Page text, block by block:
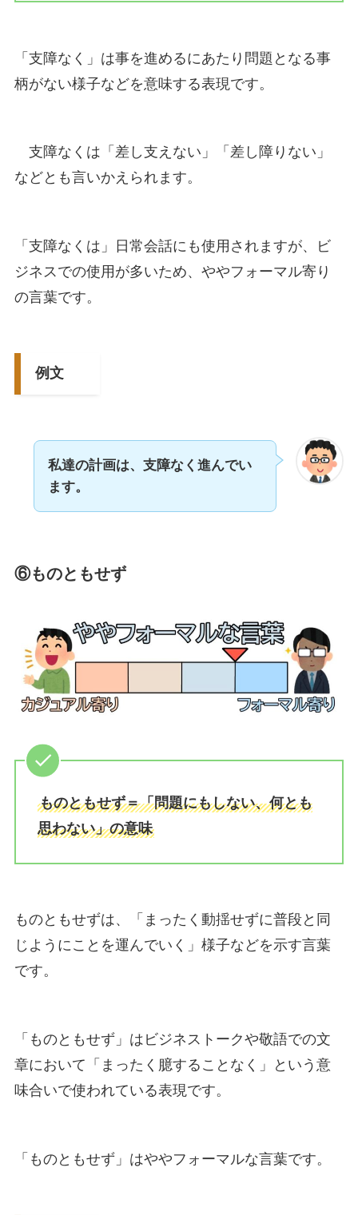
「支障なく」は事を進めるにあたり問題となる事
柄がない様子などを意味する表現です。
支障なくは「差し支えない」「差し障りない」
などとも言いかえられます。
「支障なくは」日常会話にも使用されますが、ビ
ジネスでの使用が多いため、ややフォーマル寄り
の言葉です。
例文
私達の計画は、支障なく進んでい
ます。
⑥ものともせず
ものともせず＝「問題にもしない、何とも
思わない」の意味
ものともせずは、「まったく動揺せずに普段と同
じようにことを運んでいく」様子などを示す言葉
です。
「ものともせず」はビジネストークや敬語での文
章において「まったく臆することなく」という意
味合いで使われている表現です。
「ものともせず」はややフォーマルな言葉です。